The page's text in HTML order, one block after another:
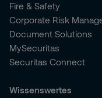
Fire & Safety
Corporate Risk
Document Solutions
MySecuritas
Securitas Connect
Wissenswertes